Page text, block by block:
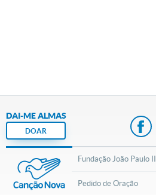
DAI-ME ALMAS
DOAR
Fundação João Paulo II
Pedido de Oração